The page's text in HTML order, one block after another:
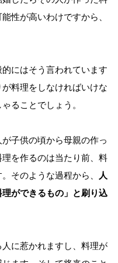
性が高いわけですから、
的にはそう言われています
料理をしなければいけな
ることでしょう。
子供の頃から母親の作っ
を作るのは当たり前、料
そのような過程から、
人
ができるもの」と刷り込
に惹かれますし、料理が